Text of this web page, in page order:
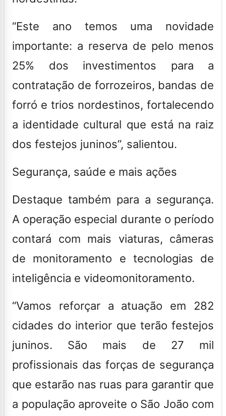
“Este ano temos uma novidade
importante: a reserva de pelo menos
25% dos investimentos para a
contratação de forrozeiros, bandas de
forró e trios nordestinos, fortalecendo
a identidade cultural que está na raiz
dos festejos juninos”, salientou.
Segurança, saúde e mais ações
Destaque também para a segurança.
A operação especial durante o período
contará com mais viaturas, câmeras
de monitoramento e tecnologias de
inteligência e videomonitoramento.
“Vamos reforçar a atuação em 282
cidades do interior que terão festejos
juninos. São mais de 27 mil
profissionais das forças de segurança
que estarão nas ruas para garantir que
a população aproveite o São João com